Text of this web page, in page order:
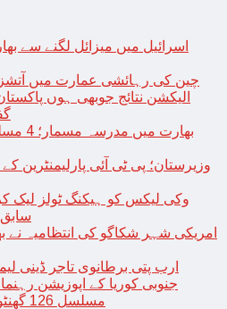
چین کی رہائشی عمارت میں آتشزدگی، 15
الیکشن نتائج جوبھی ہوں
وزیرستان؛ پی ٹی آئی پارلیمنٹرین
وکی لیکس کو ہیکنگ ٹولز لیک
سابق
امریکی شہر شکاگو کی انتظامیہ
ارب پتی برطانوی تاجر ڈینی
جنوبی کوریا کے اپوزیشن
مسلسل 126 گھنٹوں تک گانے والی خاتون